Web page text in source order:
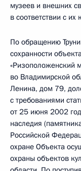
музеев и внешних
в соответствии с
По обращению
сохранности
«Ризоположенский
во Владимирской
Ленина, дом 79,
с требованиями
от 25 июня 2002
наследия
Российской
охране Объекта
охраны объектов